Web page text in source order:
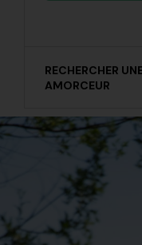
RECHERCHER
AMORCEUR